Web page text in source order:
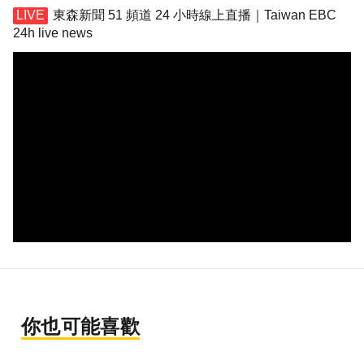
東森新聞 51 頻道 24 小時線上直播｜Taiwan EBC
24h live news
你也可能喜歡